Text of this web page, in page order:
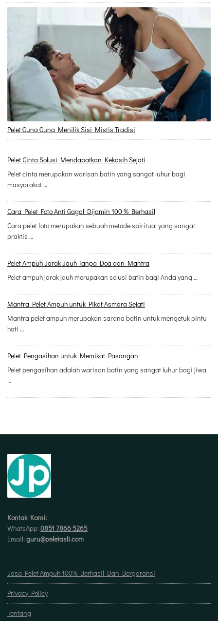
Pelet Guna Guna Menilik Sisi Mistis Tradisi
Pelet Cinta Solusi Mendapatkan Kekasih Sejati
Pelet cinta merupakan warisan batin yang sangat luhur bagi
masyarakat …
Cara Pelet Foto Anti Gagal Dijamin 100 % Berhasil
Cara pelet foto merupakan sebuah metode spiritual yang sangat
praktis …
Pelet Ampuh Jarak Jauh Tanpa Doa dan Mantra
Pelet ampuh jarak jauh merupakan solusi batin bagi Anda yang …
Mantra Pelet Ampuh untuk Pikat Asmara Sejati
Mantra pelet ampuh merupakan sarana batin untuk mengetuk pintu
hati …
Pelet Pengasihan untuk Memikat Pasangan
Pelet pengasihan adalah warisan batin yang sangat luhur bagi jiwa
…
Kontak Kami:
WhatsApp: 0851 7866 5265
Email: guru@peletasli.com
Jasa Pelet Ampuh 100% Berhasil Dan Bergaransi
Privacy Policy
Tentang